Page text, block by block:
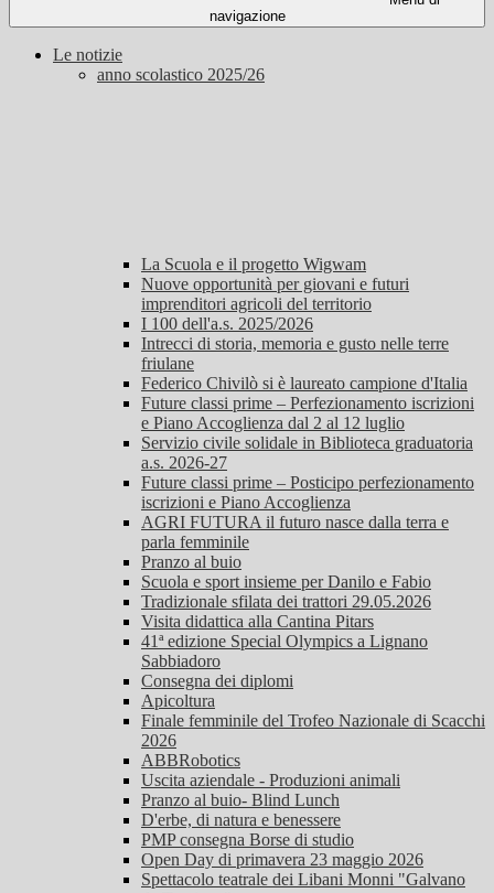
navigazione
Le notizie
anno scolastico 2025/26
La Scuola e il progetto Wigwam
Nuove opportunità per giovani e futuri
imprenditori agricoli del territorio
I 100 dell'a.s. 2025/2026
Intrecci di storia, memoria e gusto nelle terre
friulane
Federico Chivilò si è laureato campione d'Italia
Future classi prime – Perfezionamento iscrizioni
e Piano Accoglienza dal 2 al 12 luglio
Servizio civile solidale in Biblioteca graduatoria
a.s. 2026-27
Future classi prime – Posticipo perfezionamento
iscrizioni e Piano Accoglienza
AGRI FUTURA il futuro nasce dalla terra e
parla femminile
Pranzo al buio
Scuola e sport insieme per Danilo e Fabio
Tradizionale sfilata dei trattori 29.05.2026
Visita didattica alla Cantina Pitars
41ª edizione Special Olympics a Lignano
Sabbiadoro
Consegna dei diplomi
Apicoltura
Finale femminile del Trofeo Nazionale di Scacchi
2026
ABBRobotics
Uscita aziendale - Produzioni animali
Pranzo al buio- Blind Lunch
D'erbe, di natura e benessere
PMP consegna Borse di studio
Open Day di primavera 23 maggio 2026
Spettacolo teatrale dei Libani Monni "Galvano